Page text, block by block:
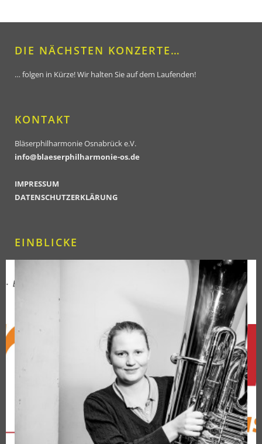
DIE NÄCHSTEN KONZERTE…
… folgen in Kürze! Wir halten Sie auf dem Laufenden!
KONTAKT
Bläserphilharmonie Osnabrück e.V.
info@blaeserphilharmonie-os.de
IMPRESSUM
DATENSCHUTZERKLÄRUNG
EINBLICKE